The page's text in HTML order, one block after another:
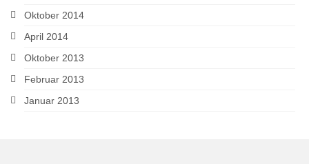
Oktober 2014
April 2014
Oktober 2013
Februar 2013
Januar 2013